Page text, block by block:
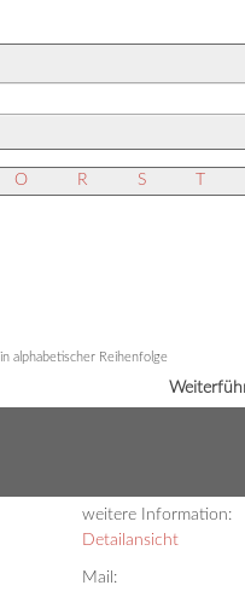
O R S
in alphabetischer Reihenfolge
weitere Information:
Detailansicht
Mail: